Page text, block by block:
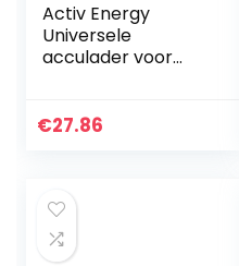
Activ Energy
Universele
acculader voor
tuingereedschap
€27.86